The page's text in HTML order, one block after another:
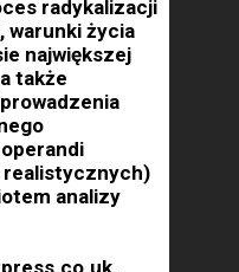
radykalizacji
warunki życia
największej
także
analizy